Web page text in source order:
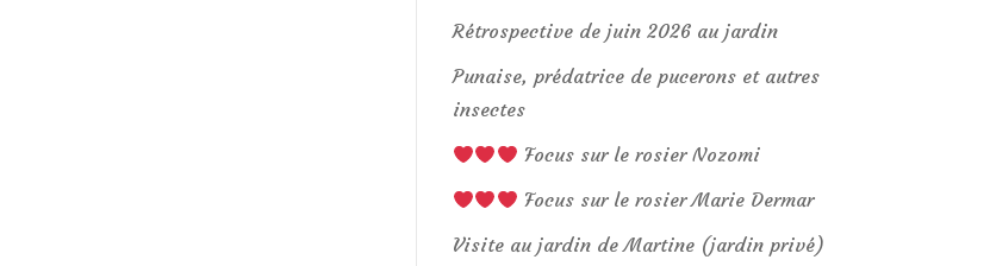
Rétrospective de juin 2026 au jardin
Punaise, prédatrice de pucerons et autres
insectes
Focus sur le rosier Nozomi
Focus sur le rosier Marie Dermar
Visite au jardin de Martine (jardin privé)